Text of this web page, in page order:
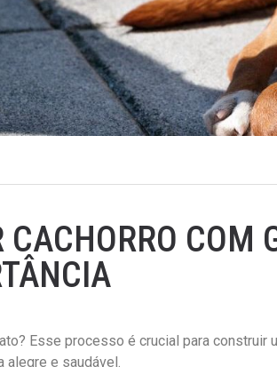
COM
Esse processo é crucial para construir
alegre e saudável.